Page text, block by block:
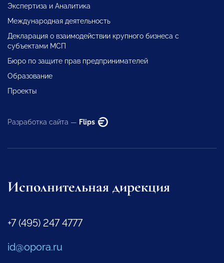
Экспертиза и Аналитика
Международная деятельность
Декларация о взаимодействии крупного бизнеса с
субъектами МСП
Бюро по защите прав предпринимателей
Образование
Проекты
Разработка сайта — Flips
Исполнительная дирекция
+7 (495) 247 4777
id@opora.ru